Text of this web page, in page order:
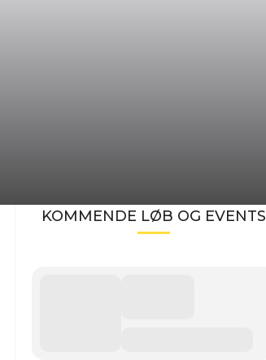
KOMMENDE LØB OG EVENTS